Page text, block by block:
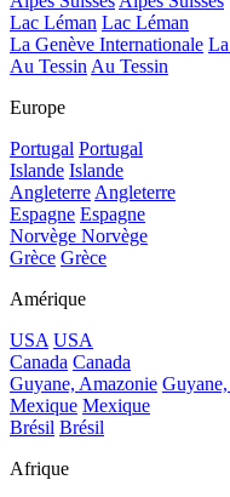
Lac Léman Lac Léman
La Genève Internationale
Au Tessin Au Tessin
Europe
Portugal Portugal
Islande Islande
Angleterre Angleterre
Espagne Espagne
Norvège Norvège
Grèce Grèce
Amérique
USA USA
Canada Canada
Guyane, Amazonie
Mexique Mexique
Brésil Brésil
Afrique